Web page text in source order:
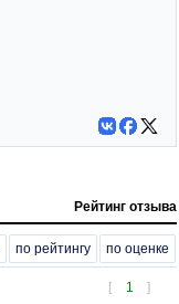
Рейтинг отзыва
по рейтингу по оценке
[ 1 ]